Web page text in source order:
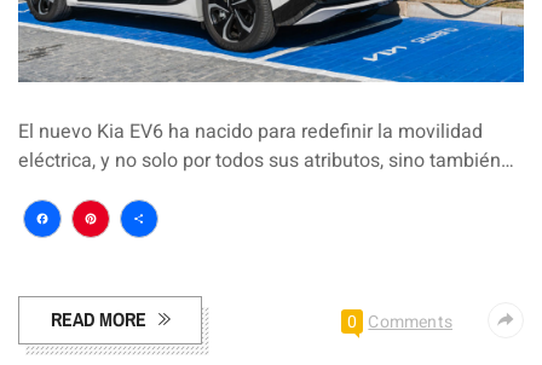
El nuevo Kia EV6 ha nacido para redefinir la movilidad
eléctrica, y no solo por todos sus atributos, sino también…
Facebook
Pinterest
Compartir
READ MORE 0 Comments